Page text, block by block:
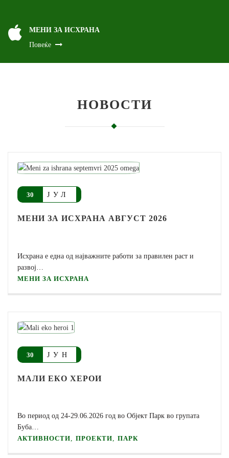
МЕНИ ЗА ИСХРАНА
Повеќе
НОВОСТИ
30 ЈУЛ
МЕНИ ЗА ИСХРАНА АВГУСТ 2026
Исхрана е една од најважните работи за правилен раст и
развој…
МЕНИ ЗА ИСХРАНА
30 ЈУН
МАЛИ ЕКО ХЕРОИ
Во период од 24-29.06.2026 год во Oбјект Парк во групата
Буба…
АКТИВНОСТИ ПРОЕКТИ ПАРК